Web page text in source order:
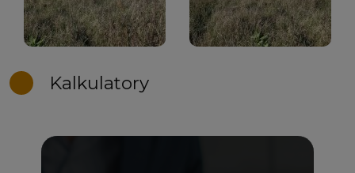
Kalkulatory